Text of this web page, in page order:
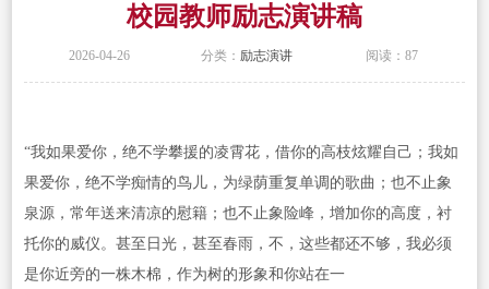
校园教师励志演讲稿
2026-04-26 分类： 励志演讲 阅读：87
“我如果爱你，绝不学攀援的凌霄花，借你的高枝炫耀自己；我如
果爱你，绝不学痴情的鸟儿，为绿荫重复单调的歌曲；也不止象
泉源，常年送来清凉的慰籍；也不止象险峰，增加你的高度，衬
托你的威仪。甚至日光，甚至春雨，不，这些都还不够，我必须
是你近旁的一株木棉，作为树的形象和你站在一